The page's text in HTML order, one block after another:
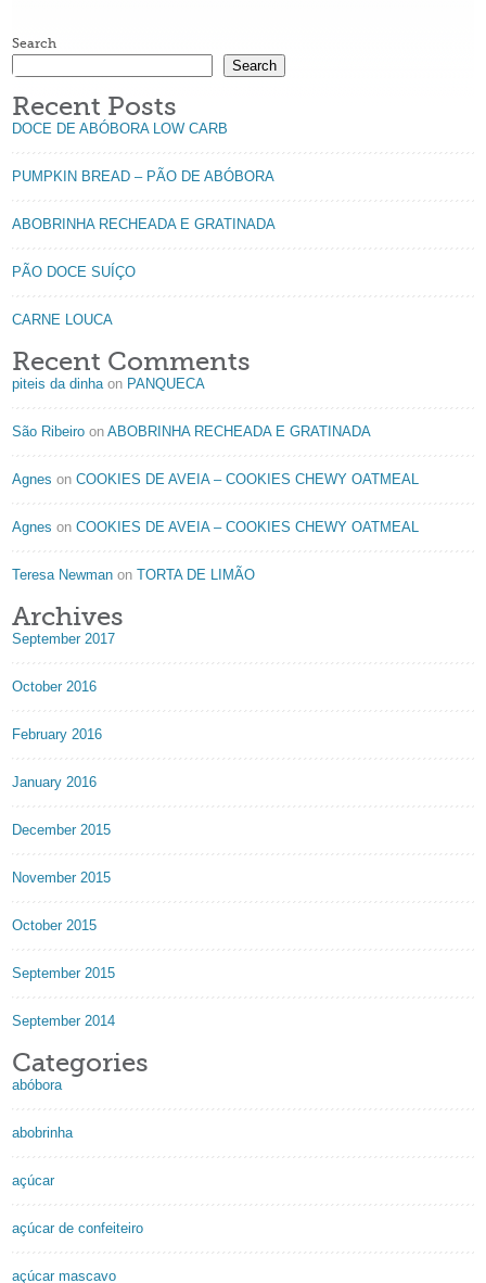
Search
Search
Recent Posts
DOCE DE ABÓBORA LOW CARB
PUMPKIN BREAD – PÃO DE ABÓBORA
ABOBRINHA RECHEADA E GRATINADA
PÃO DOCE SUÍÇO
CARNE LOUCA
Recent Comments
piteis da dinhaon PANQUECA
São Ribeiro onABOBRINHA RECHEADA E GRATINADA
Agnes onCOOKIES DE AVEIA – COOKIES CHEWY OATMEAL
Agnes onCOOKIES DE AVEIA – COOKIES CHEWY OATMEAL
Teresa Newman onTORTA DE LIMÃO
Archives
September 2017
October 2016
February 2016
January 2016
December 2015
November 2015
October 2015
September 2015
September 2014
Categories
abóbora
abobrinha
açúcar
açúcar de confeiteiro
açúcar mascavo